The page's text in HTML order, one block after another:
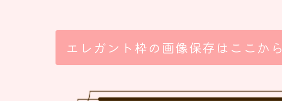
エレガント枠の画像保存はここから